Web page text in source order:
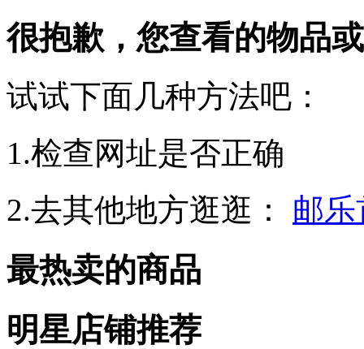
很抱歉，您查看的物品
试试下面几种方法吧：
1.检查网址是否正确
2.去其他地方逛逛：
邮
最热卖的商品
明星店铺推荐